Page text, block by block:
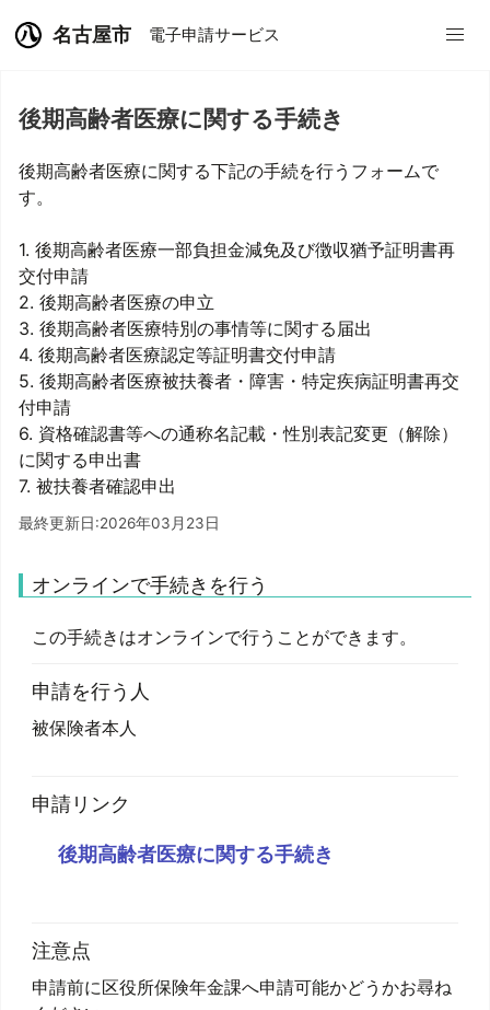
名古屋市 電子申請サービス
後期高齢者医療に関する手続き
後期高齢者医療に関する下記の手続を行うフォームで
す。
1. 後期高齢者医療一部負担金減免及び徴収猶予証明書再
交付申請
2. 後期高齢者医療の申立
3. 後期高齢者医療特別の事情等に関する届出
4. 後期高齢者医療認定等証明書交付申請
5. 後期高齢者医療被扶養者・障害・特定疾病証明書再交
付申請
6. 資格確認書等への通称名記載・性別表記変更（解除）
に関する申出書
7. 被扶養者確認申出
最終更新日:2026年03月23日
オンラインで手続きを行う
この手続きはオンラインで行うことができます。
申請を行う人
被保険者本人
申請リンク
後期高齢者医療に関する手続き
注意点
申請前に区役所保険年金課へ申請可能かどうかお尋ね